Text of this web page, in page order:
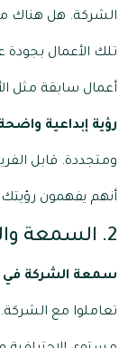
الشركة. هل هناك
تلك الأعمال بجودة
أعمال سابقة مثل
رؤية إبداعية
ومتجددة. قابل
أنهم يفهمون
2. السمعة والخبرة
سمعة الشركة في
تعاملوا مع